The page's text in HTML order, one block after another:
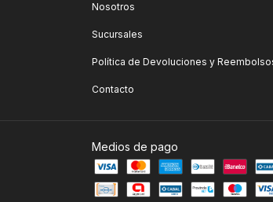
Nosotros
Sucursales
Política de Devoluciones y
Contacto
Medios de pago